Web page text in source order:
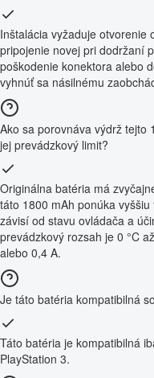
Inštalácia vyžaduje otvorenie
pripojenie novej pri dodržaní
poškodenie konektora alebo
vyhnúť sa násilnému
Ako sa porovnáva výdrž tejto
jej prevádzkový limit?
Originálna batéria má
táto 1800 mAh ponúka
závisí od stavu ovládača a
prevádzkový rozsah je 0 °C
alebo 0,4 A.
Je táto batéria kompatibilná
Táto batéria je kompatibilná
PlayStation 3.